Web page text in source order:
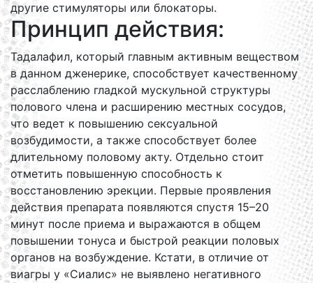
другие стимуляторы или блокаторы.
Принцип действия:
Тадалафил, который главным активным веществом
в данном дженерике, способствует качественному
расслаблению гладкой мускульной структуры
полового члена и расширению местных сосудов,
что ведет к повышению сексуальной
возбудимости, а также способствует более
длительному половому акту. Отдельно стоит
отметить повышенную способность к
восстановлению эрекции. Первые проявления
действия препарата появляются спустя 15–20
минут после приема и выражаются в общем
повышении тонуса и быстрой реакции половых
органов на возбуждение. Кстати, в отличие от
виагры у «Сиалис» не выявлено негативного